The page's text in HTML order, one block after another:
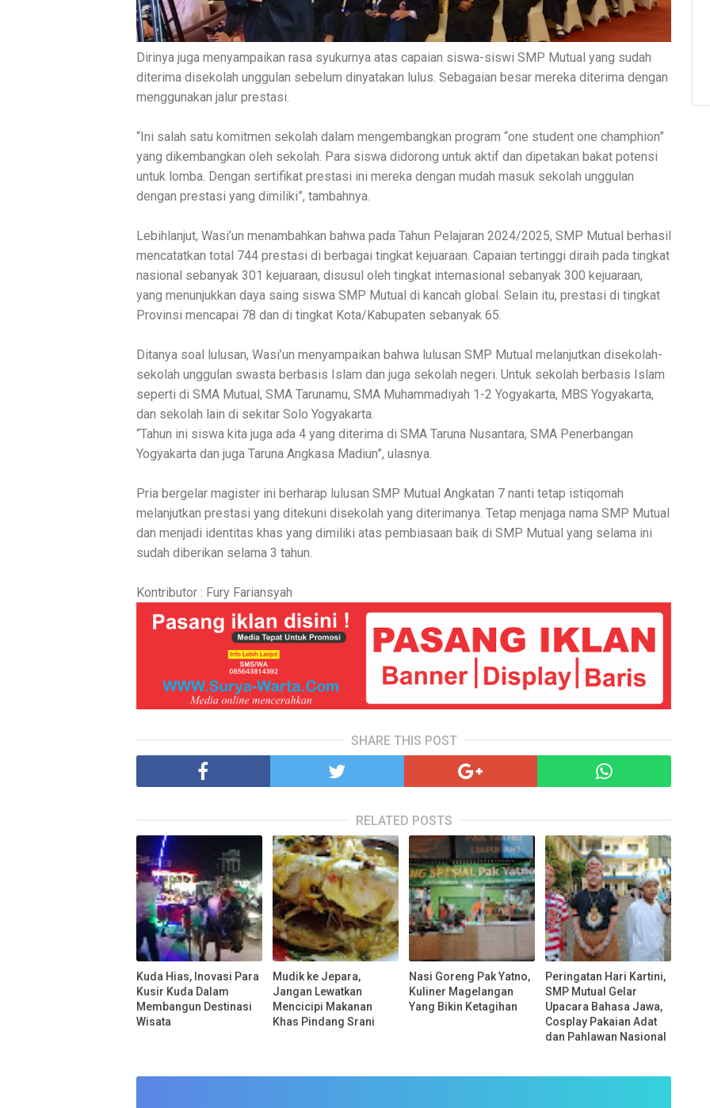
Dirinya juga menyampaikan rasa syukurnya atas capaian siswa-siswi SMP Mutual yang sudah
diterima disekolah unggulan sebelum dinyatakan lulus. Sebagaian besar mereka diterima dengan
menggunakan jalur prestasi.
“Ini salah satu komitmen sekolah dalam mengembangkan program “one student one champhion”
yang dikembangkan oleh sekolah. Para siswa didorong untuk aktif dan dipetakan bakat potensi
untuk lomba. Dengan sertifikat prestasi ini mereka dengan mudah masuk sekolah unggulan
dengan prestasi yang dimiliki”, tambahnya.
Lebihlanjut, Wasi’un menambahkan bahwa pada Tahun Pelajaran 2024/2025, SMP Mutual berhasil
mencatatkan total 744 prestasi di berbagai tingkat kejuaraan. Capaian tertinggi diraih pada tingkat
nasional sebanyak 301 kejuaraan, disusul oleh tingkat internasional sebanyak 300 kejuaraan,
yang menunjukkan daya saing siswa SMP Mutual di kancah global. Selain itu, prestasi di tingkat
Provinsi mencapai 78 dan di tingkat Kota/Kabupaten sebanyak 65.
Ditanya soal lulusan, Wasi’un menyampaikan bahwa lulusan SMP Mutual melanjutkan disekolah-
sekolah unggulan swasta berbasis Islam dan juga sekolah negeri. Untuk sekolah berbasis Islam
seperti di SMA Mutual, SMA Tarunamu, SMA Muhammadiyah 1-2 Yogyakarta, MBS Yogyakarta,
dan sekolah lain di sekitar Solo Yogyakarta.
“Tahun ini siswa kita juga ada 4 yang diterima di SMA Taruna Nusantara, SMA Penerbangan
Yogyakarta dan juga Taruna Angkasa Madiun”, ulasnya.
Pria bergelar magister ini berharap lulusan SMP Mutual Angkatan 7 nanti tetap istiqomah
melanjutkan prestasi yang ditekuni disekolah yang diterimanya. Tetap menjaga nama SMP Mutual
dan menjadi identitas khas yang dimiliki atas pembiasaan baik di SMP Mutual yang selama ini
sudah diberikan selama 3 tahun.
Kontributor : Fury Fariansyah
SHARE THIS POST
RELATED POSTS
Kuda Hias, Inovasi Para
Kusir Kuda Dalam
Membangun Destinasi
Wisata
Mudik ke Jepara,
Jangan Lewatkan
Mencicipi Makanan
Khas Pindang Srani
Nasi Goreng Pak Yatno,
Kuliner Magelangan
Yang Bikin Ketagihan
Peringatan Hari Kartini,
SMP Mutual Gelar
Upacara Bahasa Jawa,
Cosplay Pakaian Adat
dan Pahlawan Nasional